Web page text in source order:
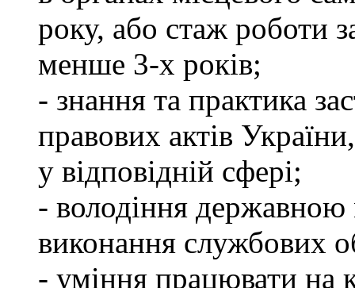
року, або стаж роботи
менше 3-х років;
- знання та практика
правових актів
у відповідній сфері;
- володіння державною
виконання службових
- уміння працювати на